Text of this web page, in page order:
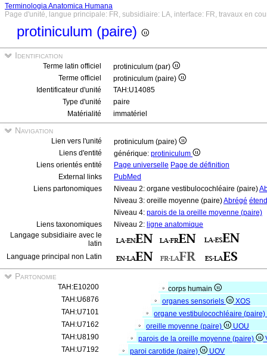
Terminologia Anatomica Humana
Page d'unité, langue principale: FR, subsidiaire: LA, interface: FR, travaux en
protiniculum (paire)
Identification
Terme latin officiel
protiniculum (par)
Terme officiel
protiniculum (paire)
Identificateur d'unité
TAH:U14085
Type d'unité
paire
Matérialité
immatériel
Navigation
Lien vers l'unité
protiniculum (paire)
Liens d'entité
générique: protiniculum
Liens orientés entité
Page universelle Page de définition
External links
PubMed
Liens partonomiques
Niveau 2: organe vestibulocochléaire (paire)
Niveau 3: oreille moyenne (paire)Abrégé
Niveau 4: parois de la oreille moyenne (paire)
Liens taxonomiques
Niveau 2: ligne anatomique
Langage subsidiaire avec le
latin
Language principal non Latin
Partonomie
TAH:E10200
corps humain
TAH:U6876
organes sensoriels
XOS
TAH:U7101
organe vestibulocochléaire (paire)
TAH:U7162
oreille moyenne (paire)
UOU
TAH:U8190
parois de la oreille moyenne (paire)
TAH:U7192
paroi carotide (paire)
UOV